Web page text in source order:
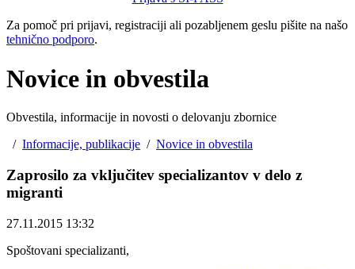
Za pomoč pri prijavi, registraciji ali pozabljenem geslu pišite na našo
tehnično podporo.
Novice in obvestila
Obvestila, informacije in novosti o delovanju zbornice
/ Informacije, publikacije / Novice in obvestila
Zaprosilo za vključitev specializantov v delo z
migranti
27.11.2015 13:32
Spoštovani specializanti,